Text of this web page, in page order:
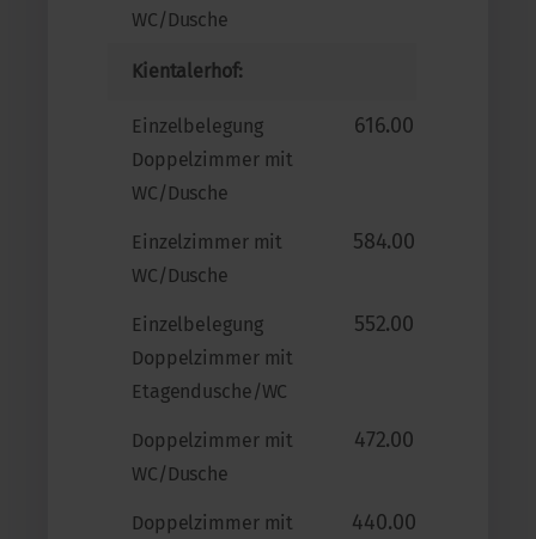
WC/Dusche
Kientalerhof:
Einzelbelegung
Doppelzimmer mit
WC/Dusche
616.00
Einzelzimmer mit
WC/Dusche
584.00
Einzelbelegung
Doppelzimmer mit
Etagendusche/WC
552.00
Doppelzimmer mit
WC/Dusche
472.00
Doppelzimmer mit
440.00